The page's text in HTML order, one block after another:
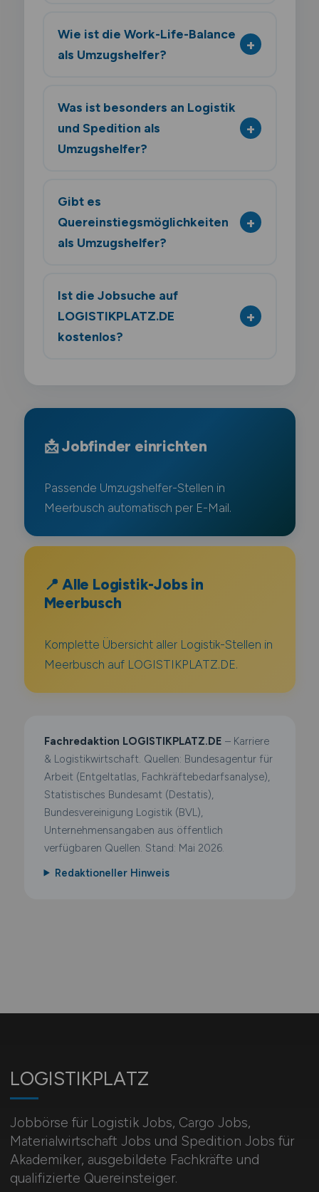
Wie ist die Work-Life-Balance
als Umzugshelfer?
Was ist besonders an Logistik
und Spedition als
Umzugshelfer?
Gibt es
Quereinstiegsmöglichkeiten
als Umzugshelfer?
Ist die Jobsuche auf
LOGISTIKPLATZ.DE
kostenlos?
📩 Jobfinder einrichten
Passende Umzugshelfer-Stellen in
Meerbusch automatisch per E-Mail.
📍 Alle Logistik-Jobs in
Meerbusch
Komplette Übersicht aller Logistik-Stellen in
Meerbusch auf LOGISTIKPLATZ.DE.
Fachredaktion LOGISTIKPLATZ.DE – Karriere
& Logistikwirtschaft. Quellen: Bundesagentur für
Arbeit (Entgeltatlas, Fachkräftebedarfsanalyse),
Statistisches Bundesamt (Destatis),
Bundesvereinigung Logistik (BVL),
Unternehmensangaben aus öffentlich
verfügbaren Quellen. Stand: Mai 2026.
Redaktioneller Hinweis
LOGISTIKPLATZ
Jobbörse für Logistik Jobs, Cargo Jobs,
Materialwirtschaft Jobs und Spedition Jobs für
Akademiker, ausgebildete Fachkräfte und
qualifizierte Quereinsteiger.